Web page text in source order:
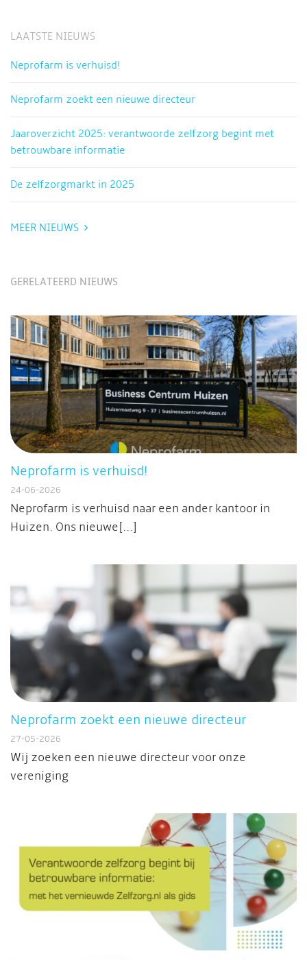
LAATSTE NIEUWS
Neprofarm is verhuisd!
Neprofarm zoekt een nieuwe directeur
Jaaroverzicht 2025: verantwoorde zelfzorg begint met
betrouwbare informatie
De zelfzorgmarkt in 2025
MEER NIEUWS
GERELATEERD NIEUWS
Neprofarm is verhuisd!
24-06-2026
Neprofarm is verhuisd naar een ander kantoor in
Huizen. Ons nieuwe[...]
Neprofarm zoekt een nieuwe directeur
27-05-2026
Wij zoeken een nieuwe directeur voor onze
vereniging